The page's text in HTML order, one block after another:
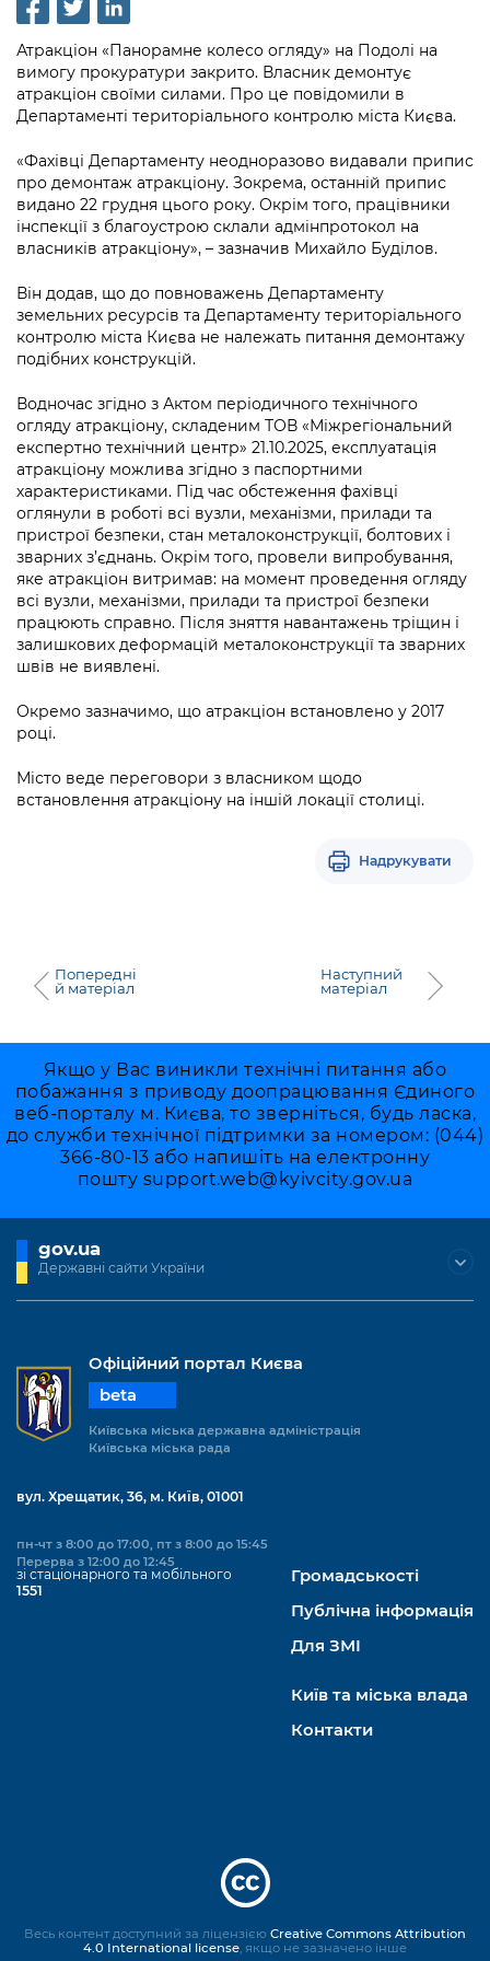
Рішення та розпорядження
Проєкти розпоряджень, що
перебувають на погодженні КМВА
Рішення Київради
Контактна інформація
Графік роботи та прийому громадян
Статистика
Звернення громадян
Регуляторна діяльність
Промисловість і наука Києва
Підприємства, установи, організації
Kyiv International Relations
Річні звіти
Гендерна політика
Київська міська військова адміністрація
Освіта та навчальні заклади
Дороги, транспорт та парковки
Навколишнє середовище міста
Містобудування та земельні ділянки
Культура, спорт, дозвілля
Бізнес та ліцензування
Фінанси та бюджет
Безпека та правопорядок
Іноземцям / For foreigners
Пам'ятки культурної спадщини
Портал Захисників та Захисниць
Безбар'єрність
Портал послуг
Міський застосунок Київ Цифровий
Важливе під час воєнного стану
Громадська експертиза
Громадський бюджет
Консультації з громадськістю
Громадська рада
Петиції
Відкритий бюджет
Контактний центр
Допомога учасникам АТО
осіб при Київській міській військовій
адміністрації
«Ініціатива «Партнерство «Відкритий
Уряд» – місцевий рівень»
Важливе під час воєнного стану
Інформація з обмеженим доступом
Подати запит онлайн
інших актів
Нормативна база
Питання і відповіді про публічну
Порядок оскарження рішень, дій чи
бездіяльності розпорядників інформації
Звіти про опрацювання запитів на
публічну інформацію
Інформація для споживачів
Про відкриті дані
Портал даних Києва
Публічні дашборди
Медіагалерея
Підписатися на новини та анонси від
КМДА / Subscribe to announcements
from the KCSA
Порядок акредитації медіа /
Accreditation process
Подати журналістський запит /
Submitting a media request
Зйомки в лікарнях в умовах воєнного
стану / Rules for media coverage of
hospitals at work under martial law
Контакти для медіа / Contacts for mass
media
Портал Послуг
Атракціон «Панорамне колесо огляду» на Подолі на
вимогу прокуратури закрито. Власник демонтує
атракціон своїми силами. Про це повідомили в
Департаменті територіального контролю міста Києва.
«Фахівці Департаменту неодноразово видавали припис
про демонтаж атракціону. Зокрема, останній припис
видано 22 грудня цього року. Окрім того, працівники
інспекції з благоустрою склали адмінпротокол на
власників атракціону», – зазначив Михайло Буділов.
Він додав, що до повноважень Департаменту
земельних ресурсів та Департаменту територіального
контролю міста Києва не належать питання демонтажу
подібних конструкцій.
Водночас згідно з Актом періодичного технічного
огляду атракціону, складеним ТОВ «Міжрегіональний
експертно технічний центр» 21.10.2025, експлуатація
атракціону можлива згідно з паспортними
характеристиками. Під час обстеження фахівці
оглянули в роботі всі вузли, механізми, прилади та
пристрої безпеки, стан металоконструкції, болтових і
зварних з’єднань. Окрім того, провели випробування,
яке атракціон витримав: на момент проведення огляду
всі вузли, механізми, прилади та пристрої безпеки
працюють справно. Після зняття навантажень тріщин і
залишкових деформацій металоконструкції та зварних
швів не виявлені.
Окремо зазначимо, що атракціон встановлено у 2017
році.
Місто веде переговори з власником щодо
встановлення атракціону на іншій локації столиці.
Надрукувати
Попередні
й матеріал
Наступний
матеріал
Якщо у Вас виникли технічні питання або
побажання з приводу доопрацювання Єдиного
веб-порталу м. Києва, то зверніться, будь ласка,
до служби технічної підтримки за номером: (044)
366-80-13 або напишіть на електронну
пошту support.web@kyivcity.gov.ua
gov.ua
Державні сайти України
Офіційний портал Києва
beta
Київська міська державна адміністрація
Київська міська рада
вул. Хрещатик, 36, м. Київ, 01001
пн-чт з 8:00 до 17:00, пт з 8:00 до 15:45
Перерва з 12:00 до 12:45
зі стаціонарного та мобільного
1551
Громадськості
Публічна інформація
Для ЗМІ
Київ та міська влада
Контакти
Весь контент доступний за ліцензією Creative Commons Attribution
4.0 International license , якщо не зазначено інше